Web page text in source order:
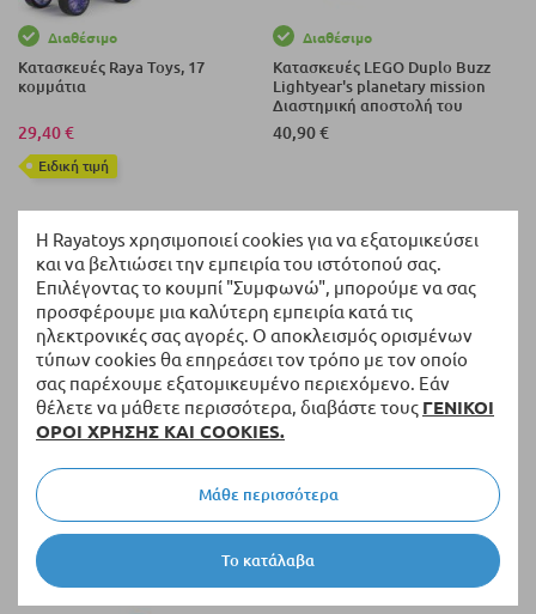
Η Rayatoys χρησιμοποιεί cookies για να εξατομικεύσει
και να βελτιώσει την εμπειρία του ιστότοπού σας.
Επιλέγοντας το κουμπί "Συμφωνώ", μπορούμε να σας
προσφέρουμε μια καλύτερη εμπειρία κατά τις
ηλεκτρονικές σας αγορές. Ο αποκλεισμός ορισμένων
τύπων cookies θα επηρεάσει τον τρόπο με τον οποίο
σας παρέχουμε εξατομικευμένο περιεχόμενο. Εάν
θέλετε να μάθετε περισσότερα, διαβάστε τους ΓΕΝΙΚΟΙ
ΟΡΟΙ ΧΡΗΣΗΣ ΚΑΙ COOKIES.
Το κατάλαβα
Μάθε περισσότερα
Διαθέσιμο
Κατασκευές Raya Toys, 17
κομμάτια
29,40 €
Eιδική τιμή
Διαθέσιμο
Κατασκευές LEGO Duplo Buzz
Lightyear's planetary mission
Διαστημική αποστολή του
Μπαζ 10962
40,90 €
Κατασκευές Lego Duplo Το
πρώτο μου σκυλάκι και γατάκι
με ήχο10977
47,03 €
Κατασκευές DOLU My first
trolley με shorter, σε τρόλεϊ
25,87 €